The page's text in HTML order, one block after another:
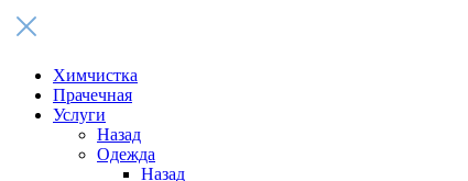
Химчистка
Прачечная
Услуги
Назад
Одежда
Назад